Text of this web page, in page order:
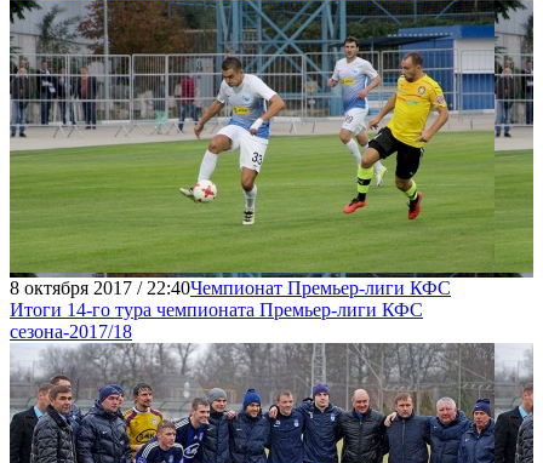
8 октября 2017 / 22:40Чемпионат Премьер-лиги КФС
Итоги 14-го тура чемпионата Премьер-лиги КФС
сезона-2017/18